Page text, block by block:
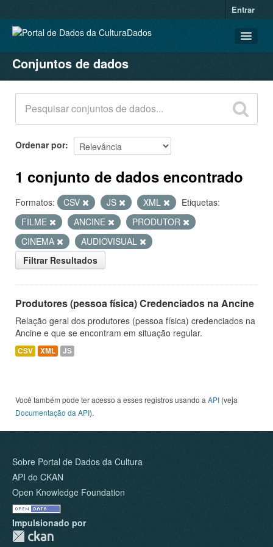
Entrar
CONJUNTOS DE DADOS
ORGANIZAÇÕES
GRUPOS
SOBRE
Conjuntos de dados
Ordenar por
1 conjunto de dados encontrado
Formatos: CSV JS XML
Etiquetas:
FILME
ANCINE
PRODUTOR
CINEMA
AUDIOVISUAL
Filtrar Resultados
Produtores (pessoa física) Credenciados na Ancine
Relação geral dos produtores (pessoa física) credenciados na
Ancine e que se encontram em situação regular.
CSV XML JS
Você também pode ter acesso a esses registros usando a API (veja
Documentação da API).
Sobre Portal de Dados da Cultura
API do CKAN
Open Knowledge Foundation
Impulsionado por